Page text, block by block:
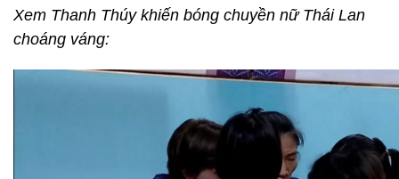
Xem Thanh Thúy khiến bóng chuyền nữ Thái Lan
choáng váng: